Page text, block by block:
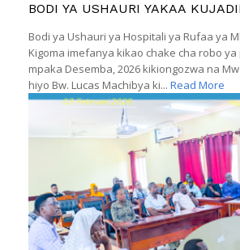
BODI YA USHAURI YAKAA KUJADILI MWENENDO
Bodi ya Ushauri ya Hospitali ya Rufaa ya
Kigoma imefanya kikao chake cha robo ya
mpaka Desemba, 2026 kikiongozwa na
hiyo Bw. Lucas Machibya ki... Read More